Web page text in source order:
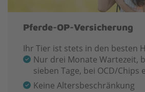
Pferde-OP-Versicherung
Ihr Tier ist stets in den besten
Nur drei Monate Wartezeit,
sieben Tage, bei OCD/Chips
Keine Altersbeschränkung